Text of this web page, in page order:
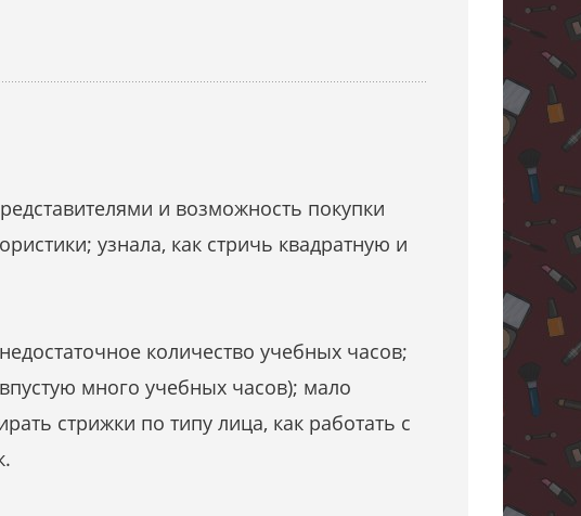
и возможность покупки
узнала, как стричь квадратную и
количество учебных часов;
много учебных часов); мало
стрижки по типу лица, как работать с